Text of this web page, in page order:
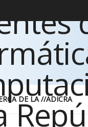
DE LA //ADICRA